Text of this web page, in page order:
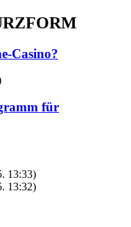
Casino?
für
13:33)
13:32)